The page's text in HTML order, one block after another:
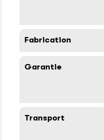
Fabrication
Garantie
Transport